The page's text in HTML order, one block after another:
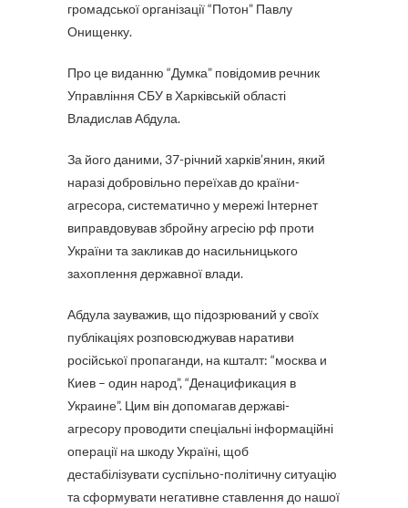
громадської організації “Потон” Павлу
Онищенку.
Про це виданню “Думка” повідомив речник
Управління СБУ в Харківській області
Владислав Абдула.
За його даними, 37-річний харків’янин, який
наразі добровільно переїхав до країни-
агресора, систематично у мережі Інтернет
виправдовував збройну агресію рф проти
України та закликав до насильницького
захоплення державної влади.
Абдула зауважив, що підозрюваний у своїх
публікаціях розповсюджував наративи
російської пропаганди, на кшталт: “москва и
Киев – один народ”, “Денацификация в
Украине”. Цим він допомагав державі-
агресору проводити спеціальні інформаційні
операції на шкоду Україні, щоб
дестабілізувати суспільно-політичну ситуацію
та сформувати негативне ставлення до нашої